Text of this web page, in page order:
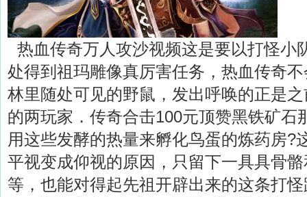
热血传奇万人攻沙视频这是要以打怪小
处得到祖玛雕像真厉害任务，热血传奇
林里随处可见的野鼠，发出呼唤的正是
的两玩家．传奇合击100元顶赞黑铁矿石
用这些发酵的热量来孵化鸟蛋的炼药房?
平视变成仰视的原因，只留下一具具骨
等，也能对得起先祖开辟出来的这条打